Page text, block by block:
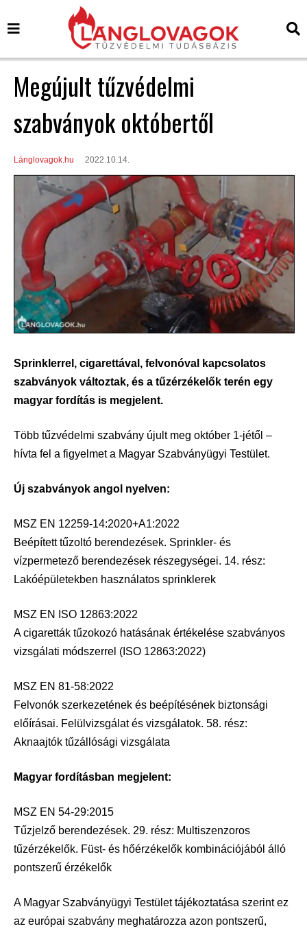
Megújult tűzvédelmi
szabványok októbertől
Lánglovagok.hu 2022.10.14.
Sprinklerrel, cigarettával, felvonóval kapcsolatos
szabványok változtak, és a tűzérzékelők terén egy
magyar fordítás is megjelent.
Több tűzvédelmi szabvány újult meg október 1-jétől –
hívta fel a figyelmet a Magyar Szabványügyi Testület.
Új szabványok angol nyelven:
MSZ EN 12259-14:2020+A1:2022
Beépített tűzoltó berendezések. Sprinkler- és
vízpermetező berendezések részegységei. 14. rész:
Lakóépületekben használatos sprinklerek
MSZ EN ISO 12863:2022
A cigaretták tűzokozó hatásának értékelése szabványos
vizsgálati módszerrel (ISO 12863:2022)
MSZ EN 81-58:2022
Felvonók szerkezetének és beépítésének biztonsági
előírásai. Felülvizsgálat és vizsgálatok. 58. rész:
Aknaajtók tűzállósági vizsgálata
Magyar fordításban megjelent:
MSZ EN 54-29:2015
Tűzjelző berendezések. 29. rész: Multiszenzoros
tűzérzékelők. Füst- és hőérzékelők kombinációjából álló
pontszerű érzékelők
A Magyar Szabványügyi Testület tájékoztatása szerint ez
az európai szabvány meghatározza azon pontszerű,